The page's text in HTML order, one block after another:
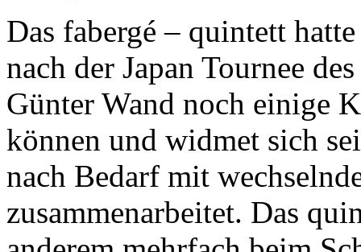
Das fabergé – quintett
nach der Japan Tournee
Günter Wand noch einige
können und widmet sich
nach Bedarf mit
zusammenarbeitet. Das